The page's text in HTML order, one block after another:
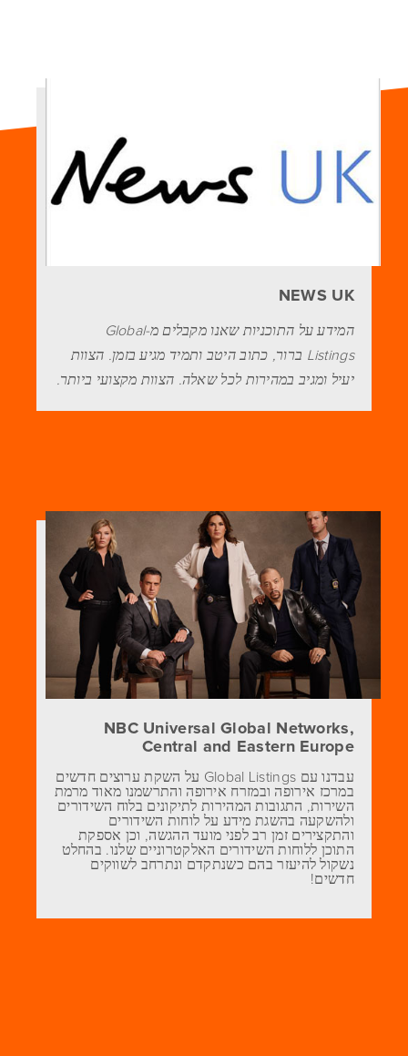
NEWS UK
המידע על התוכניות שאנו מקבלים מ-Global
Listings ברור, כתוב היטב ותמיד מגיע בזמן. הצוות
יעיל ומגיב במהירות לכל שאלה. הצוות מקצועי ביותר.
NBC Universal Global Networks,
Central and Eastern Europe
עבדנו עם Global Listings על השקת ערוצים חדשים
במרכז אירופה ובמזרח אירופה והתרשמנו מאוד מרמת
השירות, התגובות המהירות לתיקונים בלוח השידורים
ולהשקעה בהשגת מידע על לוחות השידורים
והתקצירים זמן רב לפני מועד ההגשה, וכן אספקת
התוכן ללוחות השידורים האלקטרוניים שלנו. בהחלט
נשקול להיעזר בהם כשנתקדם ונתרחב לשווקים
חדשים!